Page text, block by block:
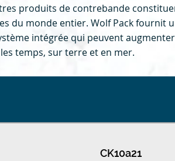
produits de contrebande
du monde entier. Wolf Pack fournit
intégrée qui peuvent
temps, sur terre et en mer.
CK10a21